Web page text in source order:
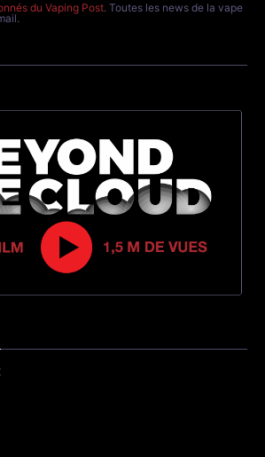
du Vaping Post. Toutes les news de la vape